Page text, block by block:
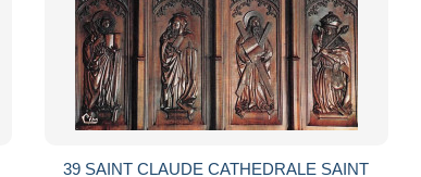
39 SAINT CLAUDE CATHEDRALE SAINT